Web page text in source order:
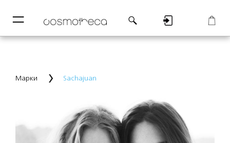
─
─ РегистрацияКорзина
Марки Sachajuan